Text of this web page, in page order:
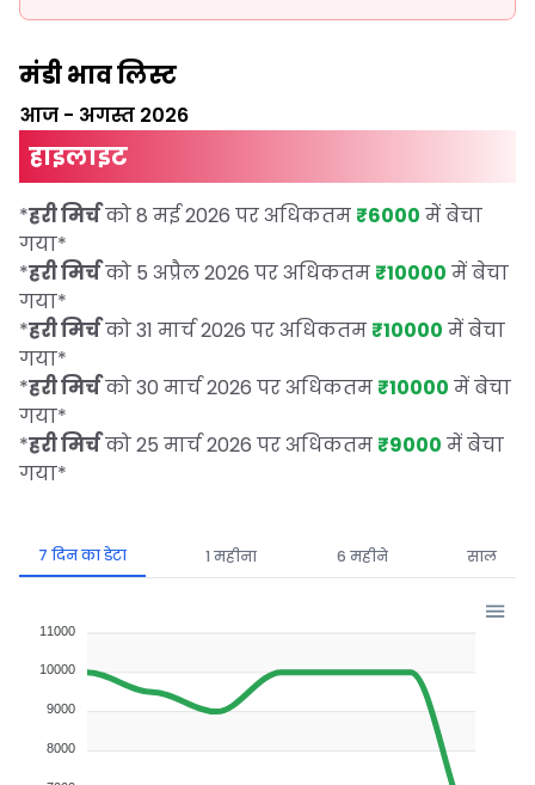
मंडी भाव लिस्ट
आज - अगस्त 2026
हाइलाइट
*हरी मिर्चको 8 मई 2026 पर अधिकतम ₹6000 में बेचा
गया*
*हरी मिर्चको 5 अप्रैल 2026 पर अधिकतम ₹10000 में बेचा
गया*
*हरी मिर्चको 31 मार्च 2026 पर अधिकतम ₹10000 में बेचा
गया*
*हरी मिर्चको 30 मार्च 2026 पर अधिकतम ₹10000 में बेचा
गया*
*हरी मिर्चको 25 मार्च 2026 पर अधिकतम ₹9000 में बेचा
गया*
7 दिन का डेटा 1 महीना 6 महीने साल
11000
10000
9000
8000